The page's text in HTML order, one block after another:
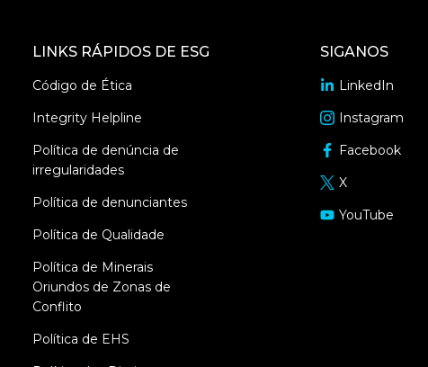
LINKS RÁPIDOS DE ESG
Código de Ética
Integrity Helpline
Política de denúncia de
irregularidades
Política de denunciantes
Política de Qualidade
Política de Minerais
Oriundos de Zonas de
Conflito
Política de EHS
SIGA­NOS
LinkedIn
abre
em
nova
janela
Instagram
opens
in
new
window
Facebook
abre
em
nova
X
abre
emYouTube
abre